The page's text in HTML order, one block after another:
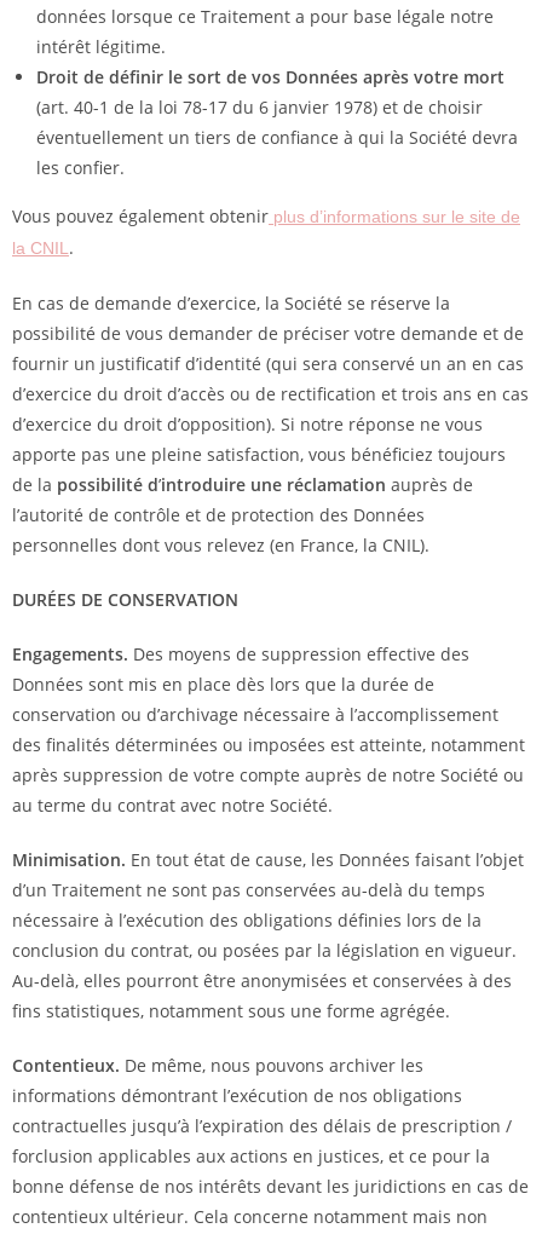
données lorsque ce Traitement a pour base légale notre
intérêt légitime.
Droit de définir le sort de vos Données après votre mort
(art. 40-1 de la loi 78-17 du 6 janvier 1978) et de choisir
éventuellement un tiers de confiance à qui la Société devra
les confier.
Vous pouvez également obtenir plus d’informations sur le site de
la CNIL .
En cas de demande d’exercice, la Société se réserve la
possibilité de vous demander de préciser votre demande et de
fournir un justificatif d’identité (qui sera conservé un an en cas
d’exercice du droit d’accès ou de rectification et trois ans en cas
d’exercice du droit d’opposition). Si notre réponse ne vous
apporte pas une pleine satisfaction, vous bénéficiez toujours
de la possibilité d’introduire une réclamation auprès de
l’autorité de contrôle et de protection des Données
personnelles dont vous relevez (en France, la CNIL).
DURÉES DE CONSERVATION
Engagements. Des moyens de suppression effective des
Données sont mis en place dès lors que la durée de
conservation ou d’archivage nécessaire à l’accomplissement
des finalités déterminées ou imposées est atteinte, notamment
après suppression de votre compte auprès de notre Société ou
au terme du contrat avec notre Société.
Minimisation. En tout état de cause, les Données faisant l’objet
d’un Traitement ne sont pas conservées au-delà du temps
nécessaire à l’exécution des obligations définies lors de la
conclusion du contrat, ou posées par la législation en vigueur.
Au-delà, elles pourront être anonymisées et conservées à des
fins statistiques, notamment sous une forme agrégée.
Contentieux. De même, nous pouvons archiver les
informations démontrant l’exécution de nos obligations
contractuelles jusqu’à l’expiration des délais de prescription /
forclusion applicables aux actions en justices, et ce pour la
bonne défense de nos intérêts devant les juridictions en cas de
contentieux ultérieur. Cela concerne notamment mais non